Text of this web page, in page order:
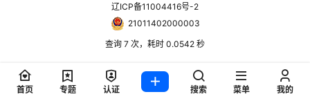
辽ICP备11004416号-2
21011402000003
查询 7 次，耗时 0.0542 秒
首页 专题 认证 搜索 菜单 我的